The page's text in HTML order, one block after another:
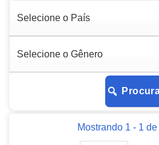
Mostrando 1 - 1